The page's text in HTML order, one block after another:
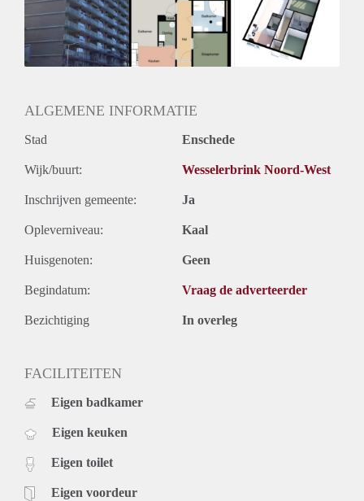
Inkomen eis
N.V.T.
Huurtermijn
Onbepaalde termijn
ALGEMENE INFORMATIE
Stad Enschede
Wijk/buurt: Wesselerbrink Noord-West
Inschrijven gemeente: Ja
Opleverniveau: Kaal
Huisgenoten: Geen
Begindatum: Vraag de adverteerder
Bezichtiging In overleg
FACILITEITEN
Eigen badkamer
Eigen keuken
Eigen toilet
Eigen voordeur